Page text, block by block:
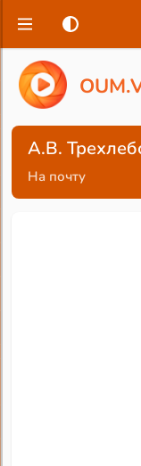
OUM.
А.В.
На почту